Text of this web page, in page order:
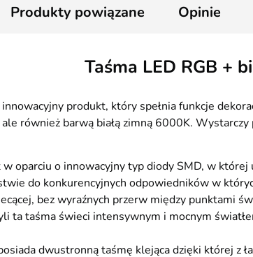
Produkty powiązane Opinie
Taśma LED RGB +
produkt, który spełnia funkcje
również barwą białą zimną 6000K.
oparciu o innowacyjny typ diody SMD, w
do konkurencyjnych odpowiedników w
bez wyraźnych przerw między punktami
ta taśma świeci intensywnym i mocnym
dwustronną taśmę klejąca dzięki której z